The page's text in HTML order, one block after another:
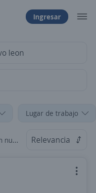
Ingresar
Lugar de trabajo
Relevancia